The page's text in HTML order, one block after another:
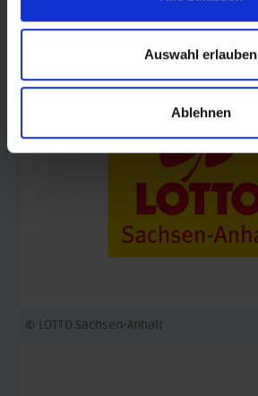
Auswahl erlauben
Ablehnen
© Land Sachsen-Anhalt
© LOTTO Sachsen-Anhalt